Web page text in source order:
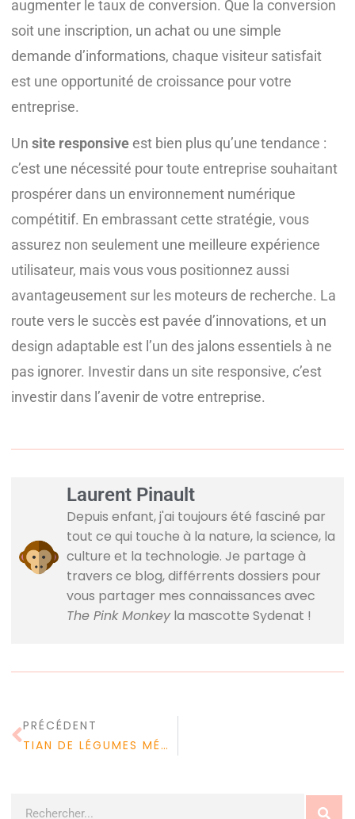
augmenter le taux de conversion. Que la conversion
soit une inscription, un achat ou une simple
demande d’informations, chaque visiteur satisfait
est une opportunité de croissance pour votre
entreprise.
Un site responsive est bien plus qu’une tendance :
c’est une nécessité pour toute entreprise souhaitant
prospérer dans un environnement numérique
compétitif. En embrassant cette stratégie, vous
assurez non seulement une meilleure expérience
utilisateur, mais vous vous positionnez aussi
avantageusement sur les moteurs de recherche. La
route vers le succès est pavée d’innovations, et un
design adaptable est l’un des jalons essentiels à ne
pas ignorer. Investir dans un site responsive, c’est
investir dans l’avenir de votre entreprise.
Laurent Pinault
Depuis enfant, j'ai toujours été fasciné par
tout ce qui touche à la nature, la science, la
culture et la technologie. Je partage à
travers ce blog, différrents dossiers pour
vous partager mes connaissances avec
The Pink Monkeyla mascotte Sydenat !
PRÉCÉDENT
TIAN DE LÉGUMES MÉDITERRANÉEN : UNE RECETTE IDÉALE POUR LA SANTÉ